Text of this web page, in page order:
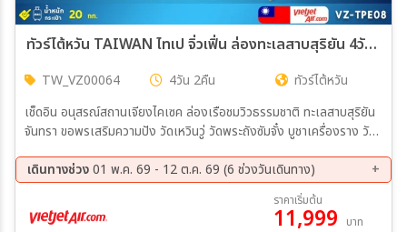
ทัวร์ไต้หวัน TAIWAN ไทเป จิ่วเฟิ่น ล่องทะเลสาบสุริยัน 4วัน 2คืน (VZ)
TW_VZ00064 4วัน 2คืน
ทัวร์ไต้หวัน
เช็ดอิน อนุสรณ์สถานเจียงไคเซค ล่องเรือชมวิวธรรมชาติ ทะเลสาบสุริยัน
จันทรา ขอพรเสริมความปัง วัดเหวินวู่ วัดพระถังซัมจั๋ง บูชาเครื่องราง วัด
ไถจง ซีเหมินติง มิตซุยเอาท์เล็ต
เดินทางช่วง01 พ.ค. 69 - 12 ต.ค. 69 (6 ช่วงวันเดินทาง)
21 ส.ค. 69 - 24 ส.ค. 69
03 ก.ย. 69 - 06 ก.ย. 69
11 ก.ย. 69 - 14 ก.ย. 69
ราคาเริ่มต้น
11,999 บาท